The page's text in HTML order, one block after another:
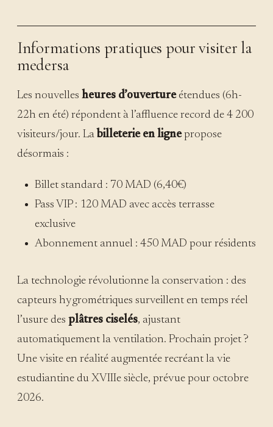
Informations pratiques pour visiter la
medersa
Les nouvelles heures d’ouvertureétendues (6h-
22h en été) répondent à l’affluence record de 4 200
visiteurs/jour. La billeterie en lignepropose
désormais :
Billet standard : 70 MAD (6,40€)
Pass VIP : 120 MAD avec accès terrasse
exclusive
Abonnement annuel : 450 MAD pour résidents
La technologie révolutionne la conservation : des
capteurs hygrométriques surveillent en temps réel
l’usure des plâtres ciselés, ajustant
automatiquement la ventilation. Prochain projet ?
Une visite en réalité augmentée recréant la vie
estudiantine du XVIIIe siècle, prévue pour octobre
2026.